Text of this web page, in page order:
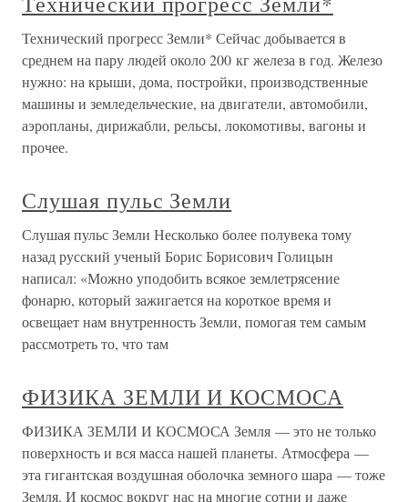
Технический прогресс Земли* Сейчас добывается в
среднем на пару людей около 200 кг железа в год. Железо
нужно: на крыши, дома, постройки, производственные
машины и земледельческие, на двигатели, автомобили,
аэропланы, дирижабли, рельсы, локомотивы, вагоны и
прочее.
Слушая пульс Земли
Слушая пульс Земли Несколько более полувека тому
назад русский ученый Борис Борисович Голицын
написал: «Можно уподобить всякое землетрясение
фонарю, который зажигается на короткое время и
освещает нам внутренность Земли, помогая тем самым
рассмотреть то, что там
ФИЗИКА ЗЕМЛИ И КОСМОСА
ФИЗИКА ЗЕМЛИ И КОСМОСА Земля — это не только
поверхность и вся масса нашей планеты. Атмосфера —
эта гигантская воздушная оболочка земного шара — тоже
Земля. И космос вокруг нас на многие сотни и даже